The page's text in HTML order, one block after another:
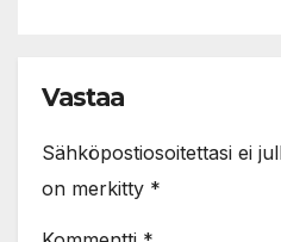
Vastaa
Sähköpostiosoitettasi ei
on merkitty *